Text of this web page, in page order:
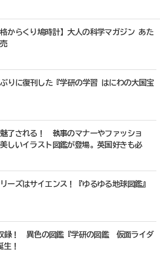
格からくり鳩時計】大人の科学マガジン あた
ぶりに復刊した『学研の学習 はにわの大国宝
魅了される！ 執事のマナーやファッショ
しいイラスト図鑑が登場。英国好きも必
ーズはサイエンス！『ゆるゆる地球図鑑』
録！ 異色の図鑑『学研の図鑑 仮面ライダ
生！